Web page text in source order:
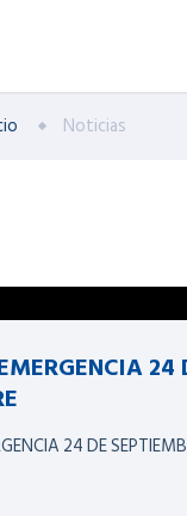
Noticias
24
24 DE